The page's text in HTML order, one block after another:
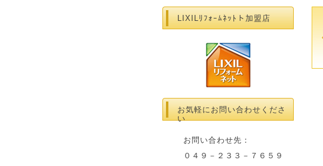
LIXILﾘﾌｫｰﾑﾈｯﾄト加盟店
お気軽にお問い合わせくださ
い
お問い合わせ先：
０４９－２３３－７６５９